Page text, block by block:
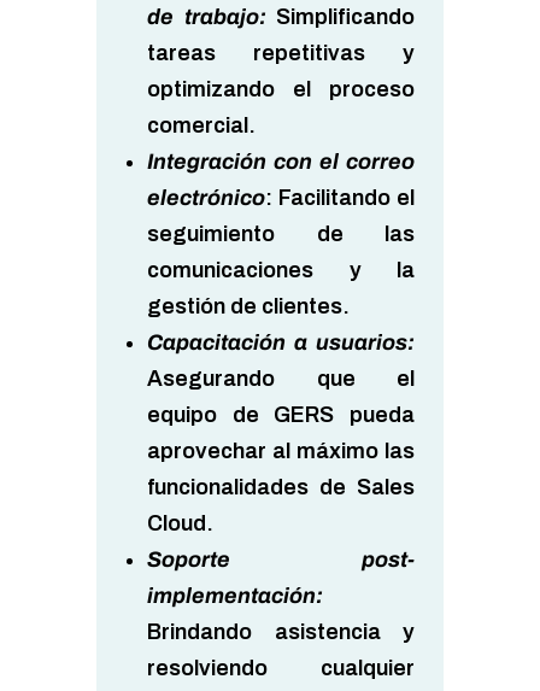
de trabajo: Simplificando
tareas repetitivas y
optimizando el proceso
comercial.
Integración con el correo
electrónico: Facilitando el
seguimiento de las
comunicaciones y la
gestión de clientes.
Capacitación a usuarios:
Asegurando que el
equipo de GERS pueda
aprovechar al máximo las
funcionalidades de Sales
Cloud.
Soporte post-
implementación:
Brindando asistencia y
resolviendo cualquier